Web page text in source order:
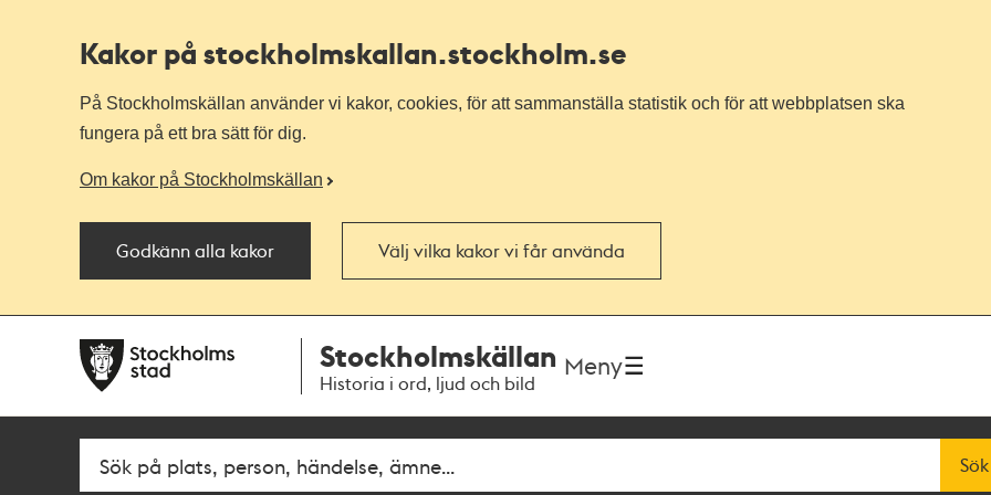
Kakor på stockholmskallan.stockholm.se
På Stockholmskällan använder vi kakor, cookies, för att sammanställa statistik och för att webbplatsen ska
fungera på ett bra sätt för dig.
Om kakor på Stockholmskällan
Godkänn alla kakor Välj vilka kakor vi får använda
navigationen
huvudinnehållet
Stockholmskällan
Historia i ord, ljud och bild
Meny
Fritextsök Sök